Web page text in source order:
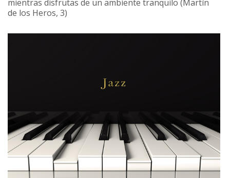
mientras disfrutas de un ambiente tranquilo (Martín
de los Heros, 3)